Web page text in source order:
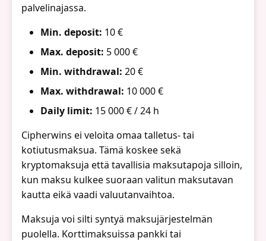
palvelinajassa.
Min. deposit: 10 €
Max. deposit: 5 000 €
Min. withdrawal: 20 €
Max. withdrawal: 10 000 €
Daily limit: 15 000 € / 24 h
Cipherwins ei veloita omaa talletus- tai
kotiutusmaksua. Tämä koskee sekä
kryptomaksuja että tavallisia maksutapoja silloin,
kun maksu kulkee suoraan valitun maksutavan
kautta eikä vaadi valuutanvaihtoa.
Maksuja voi silti syntyä maksujärjestelmän
puolella. Korttimaksuissa pankki tai